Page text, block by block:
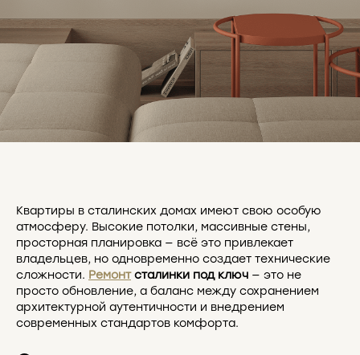
Квартиры в сталинских домах имеют свою особую
атмосферу. Высокие потолки, массивные стены,
просторная планировка — всё это привлекает
владельцев, но одновременно создает технические
сложности. Ремонтсталинки под ключ — это не
просто обновление, а баланс между сохранением
архитектурной аутентичности и внедрением
современных стандартов комфорта.